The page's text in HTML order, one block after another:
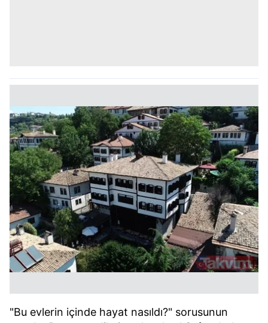
"Bu evlerin içinde hayat nasıldı?" sorusunun